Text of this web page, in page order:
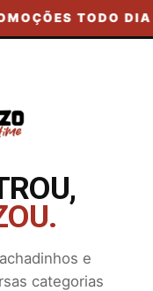
TODO DIA
e
categorias